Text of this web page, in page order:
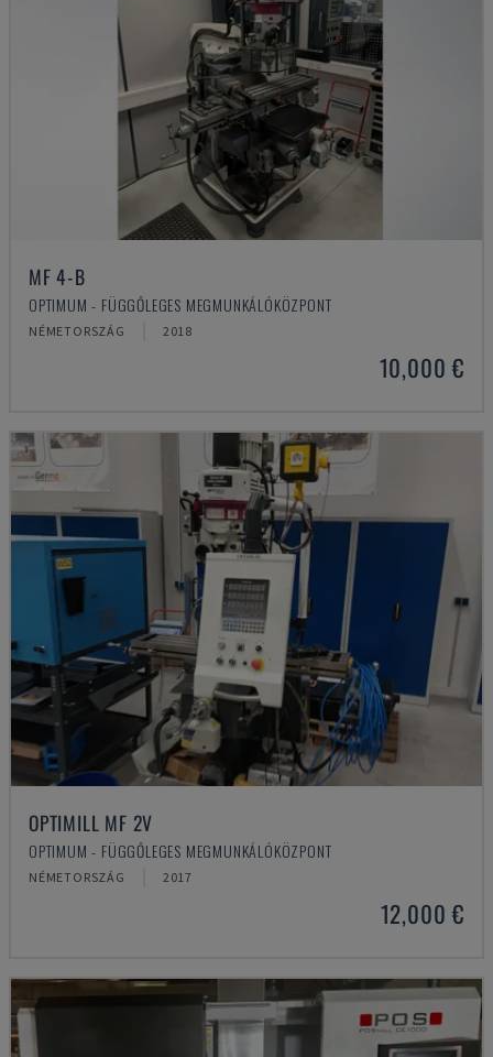
MF 4-B
OPTIMUM - FÜGGŐLEGES MEGMUNKÁLÓKÖZPONT
NÉMETORSZÁG 2018
10,000 €
OPTIMILL MF 2V
OPTIMUM - FÜGGŐLEGES MEGMUNKÁLÓKÖZPONT
NÉMETORSZÁG 2017
12,000 €